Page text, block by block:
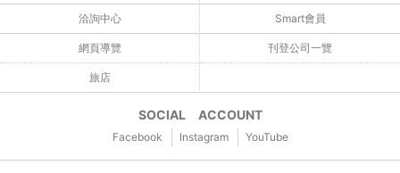
洽詢中心 Smart會員
網頁導覽 刊登公司一覽
旅店
SOCIAL ACCOUNT
Facebook Instagram YouTube